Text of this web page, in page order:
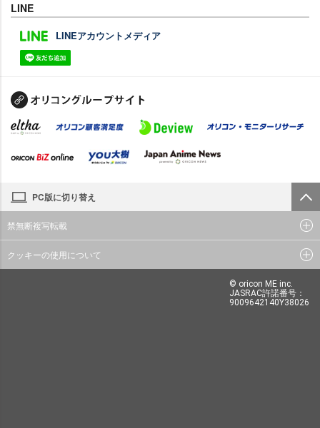
LINE
LINEアカウントメディア
PC版に切り替え
禁無断複写転載
クッキーの使用について
© oricon ME inc.
JASRAC許諾番号：
9009642140Y38026